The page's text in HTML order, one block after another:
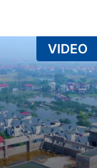
VIDEO